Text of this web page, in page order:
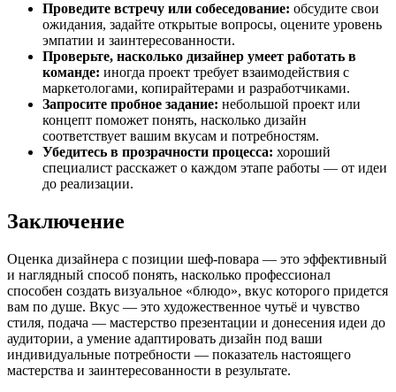
Проведите встречу или собеседование: обсудите свои
ожидания, задайте открытые вопросы, оцените уровень
эмпатии и заинтересованности.
Проверьте, насколько дизайнер умеет работать в
команде: иногда проект требует взаимодействия с
маркетологами, копирайтерами и разработчиками.
Запросите пробное задание: небольшой проект или
концепт поможет понять, насколько дизайн
соответствует вашим вкусам и потребностям.
Убедитесь в прозрачности процесса: хороший
специалист расскажет о каждом этапе работы — от идеи
до реализации.
Заключение
Оценка дизайнера с позиции шеф-повара — это эффективный
и наглядный способ понять, насколько профессионал
способен создать визуальное «блюдо», вкус которого придется
вам по душе. Вкус — это художественное чутьё и чувство
стиля, подача — мастерство презентации и донесения идеи до
аудитории, а умение адаптировать дизайн под ваши
индивидуальные потребности — показатель настоящего
мастерства и заинтересованности в результате.